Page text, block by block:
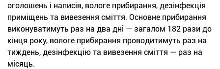
оголошень і написів, вологе прибирання, дезінфекція
приміщень та вивезення сміття. Основне прибирання
виконуватимуть раз на два дні — загалом 182 рази до
кінця року, вологе прибирання проводитимуть раз на
тиждень, дезінфекцію та вивезення сміття — раз на
місяць.